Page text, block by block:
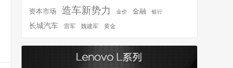
资本市场 造车新势力 金价 金融 银行
长城汽车 雷军 魏建军 黄金